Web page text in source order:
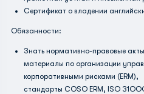
Сертификат о владении
Обязанности:
Знать нормативно-правовые
материалы по организации
корпоративными рисками (ERM),
стандарты COSO ЕRМ, ISO